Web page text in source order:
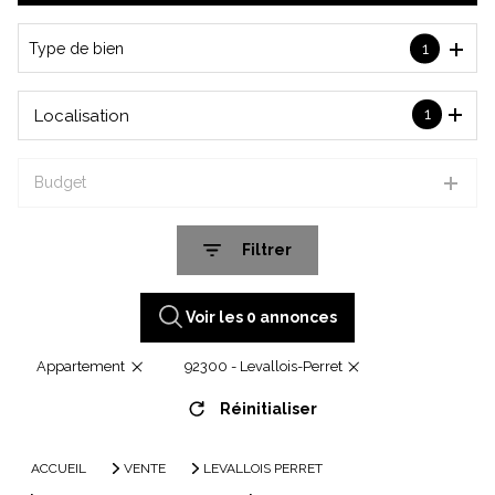
De l'immo pro
Type de bien 1
1
Localisation
Budget
Filtrer
Voir les 0 annonces
Appartement 92300 - Levallois-Perret
Réinitialiser
ACCUEIL VENTE
LEVALLOIS PERRET